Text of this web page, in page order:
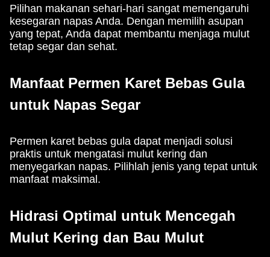
Pilihan makanan sehari-hari sangat memengaruhi
kesegaran napas Anda. Dengan memilih asupan
yang tepat, Anda dapat membantu menjaga mulut
tetap segar dan sehat.
Manfaat Permen Karet Bebas Gula
untuk Napas Segar
Permen karet bebas gula dapat menjadi solusi
praktis untuk mengatasi mulut kering dan
menyegarkan napas. Pilihlah jenis yang tepat untuk
manfaat maksimal.
Hidrasi Optimal untuk Mencegah
Mulut Kering dan Bau Mulut